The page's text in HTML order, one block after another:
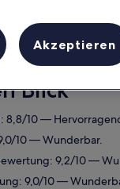
- 9. Aug.
Blick
8,8/10 —
10 — Wunderbar.
9,2/10 —
9,0/10 —
Akzeptieren